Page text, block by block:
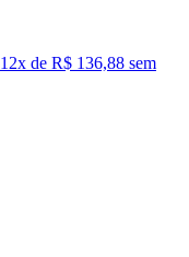
12x de R$ 136,88 sem